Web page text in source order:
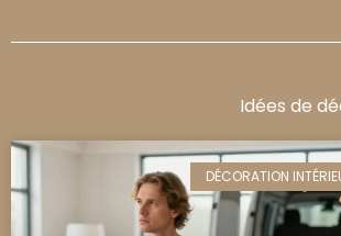
Idées de
DÉCORATION